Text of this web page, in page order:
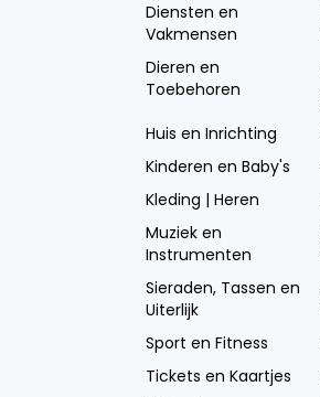
Diensten en
Vakmensen
Dieren en
Toebehoren
Huis en Inrichting
Kinderen en Baby's
Kleding | Heren
Muziek en
Instrumenten
Sieraden, Tassen en
Uiterlijk
Sport en Fitness
Tickets en Kaartjes